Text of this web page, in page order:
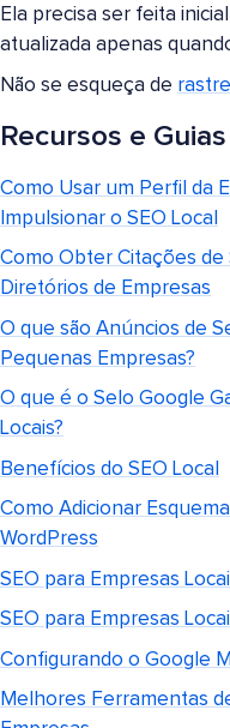
Ela precisa ser feita
atualizada apenas
Não se esqueça de
Recursos e
Como Usar um Perfil da
Impulsionar o SEO Local
Como Obter Citações de
Diretórios de Empresas
O que são Anúncios de
Pequenas Empresas?
O que é o Selo Google
Locais?
Benefícios do SEO Local
Como Adicionar
WordPress
SEO para Empresas
SEO para Empresas
Configurando o Google
Melhores Ferramentas